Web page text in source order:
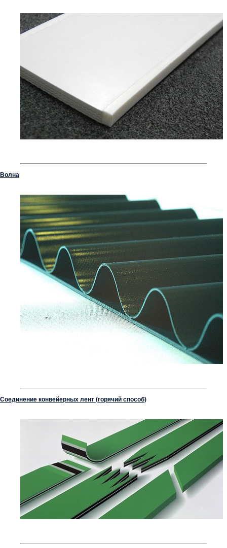
Волна
Соединение конвейерных лент (горячий способ)